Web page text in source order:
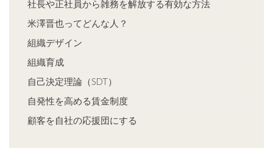
社長や正社員から雑務を解放する有効な方法
米澤晋也ってどんな人？
組織デザイン
組織育成
自己決定理論（SDT）
自発性を高める賃金制度
顧客を自社の応援団にする